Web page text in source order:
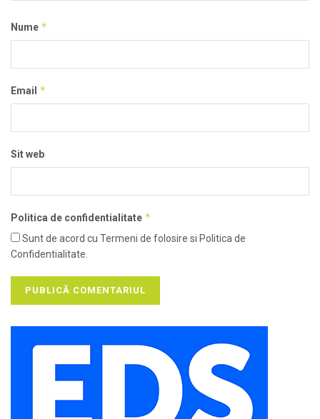
Nume *
Email *
Sit web
Politica de confidentialitate *
Sunt de acord cu Termeni de folosire si Politica de
Confidentialitate.